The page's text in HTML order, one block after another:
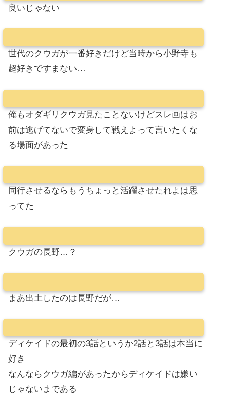
良いじゃない
世代のクウガが一番好きだけど当時から小野寺も
超好きですまない…
俺もオダギリクウガ見たことないけどスレ画はお
前は逃げてないで変身して戦えよって言いたくな
る場面があった
同行させるならもうちょっと活躍させたれよは思
ってた
クウガの長野…？
まあ出土したのは長野だが…
ディケイドの最初の3話というか2話と3話は本当に
好き
なんならクウガ編があったからディケイドは嫌い
じゃないまである